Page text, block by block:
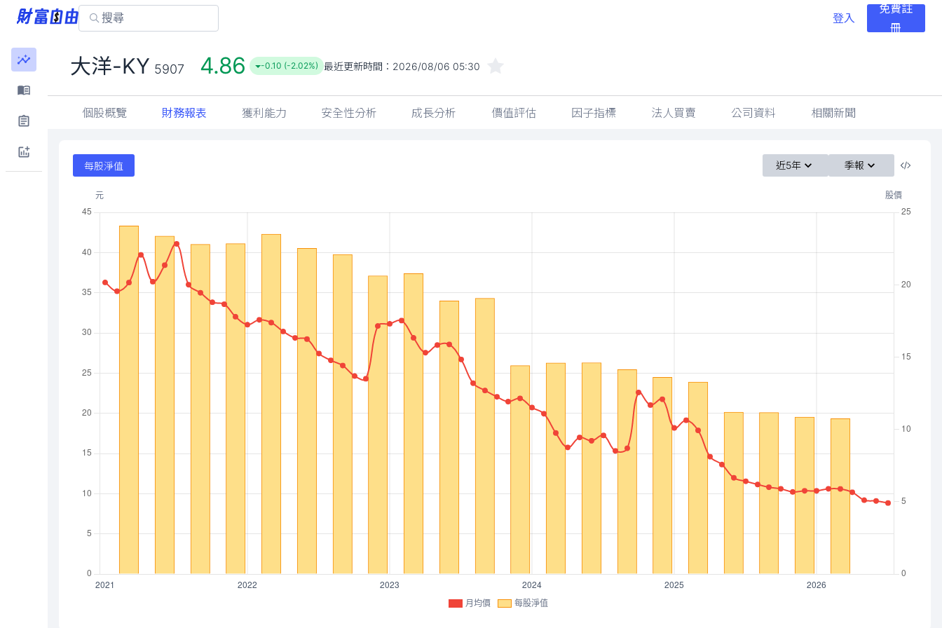
登入
免費註
冊
大洋-KY 5907 4.86 -0.10 (-2.02%) 最近更新時間： 2026/08/06 05:30
個股概覽 財務報表 獲利能力 安全性分析 成長分析 價值評估 因子指標 法人買賣 公司資料 相關新聞
每股淨值 近5年 季報
月均價 每股淨值